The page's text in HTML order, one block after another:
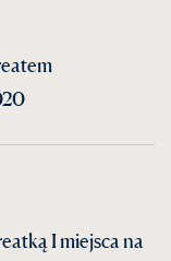
I miejsca na